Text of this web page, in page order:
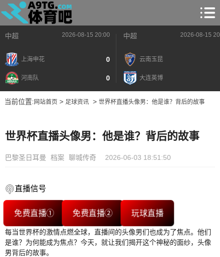
中超 2026-08-15 20:00
上海申花 0
河南队 0
中超 2026-08-15
云南玉昆
大连英博
当前位置: 网站首页> 足球资讯> 世界杯直播头像男：他是谁？背后的故事
世界杯直播头像男：他是谁？背后的故事
巴黎圣日耳曼 档案 聊城传奇 2026-06-03 18:51:50
直播信号
免费直播① 免费直播② 玩球直播
每当世界杯的激情点燃全球，直播间的头像男们也成为了焦点。他们
是谁？为何能成为焦点？今天，就让我们揭开这个神秘的面纱，头像
男背后的故事。